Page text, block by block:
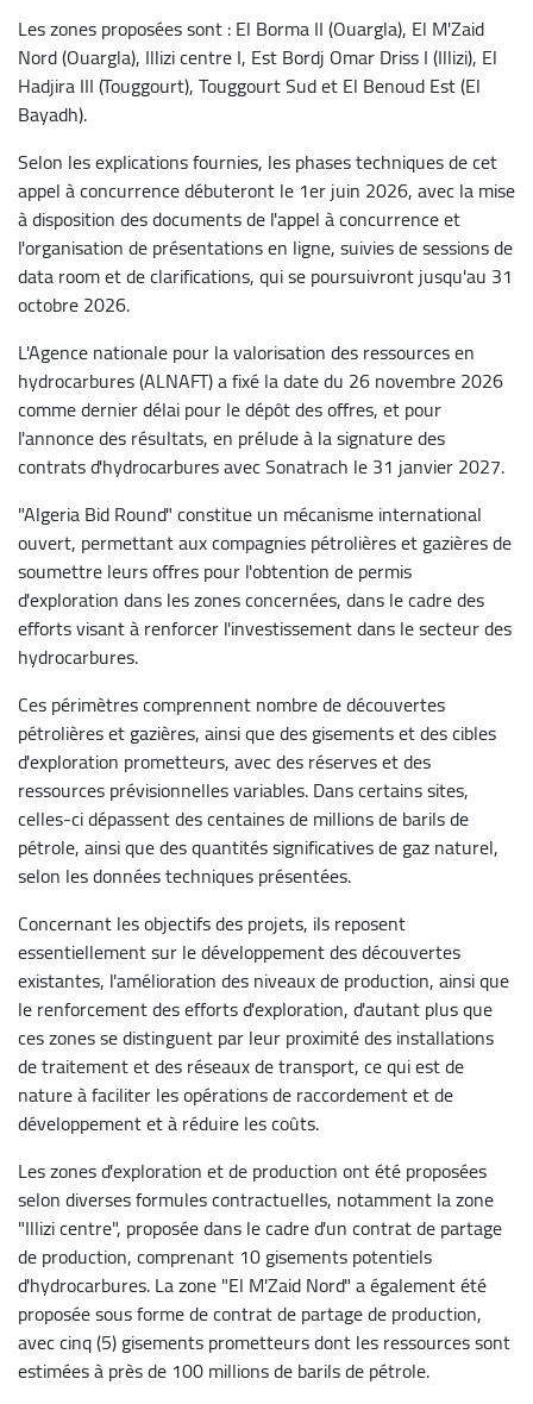
Les zones proposées sont : El Borma II (Ouargla), El M'Zaid
Nord (Ouargla), Illizi centre I, Est Bordj Omar Driss I (Illizi), El
Hadjira III (Touggourt), Touggourt Sud et El Benoud Est (El
Bayadh).
Selon les explications fournies, les phases techniques de cet
appel à concurrence débuteront le 1er juin 2026, avec la mise
à disposition des documents de l'appel à concurrence et
l'organisation de présentations en ligne, suivies de sessions de
data room et de clarifications, qui se poursuivront jusqu'au 31
octobre 2026.
L'Agence nationale pour la valorisation des ressources en
hydrocarbures (ALNAFT) a fixé la date du 26 novembre 2026
comme dernier délai pour le dépôt des offres, et pour
l'annonce des résultats, en prélude à la signature des
contrats d'hydrocarbures avec Sonatrach le 31 janvier 2027.
"Algeria Bid Round" constitue un mécanisme international
ouvert, permettant aux compagnies pétrolières et gazières de
soumettre leurs offres pour l'obtention de permis
d'exploration dans les zones concernées, dans le cadre des
efforts visant à renforcer l'investissement dans le secteur des
hydrocarbures.
Ces périmètres comprennent nombre de découvertes
pétrolières et gazières, ainsi que des gisements et des cibles
d'exploration prometteurs, avec des réserves et des
ressources prévisionnelles variables. Dans certains sites,
celles-ci dépassent des centaines de millions de barils de
pétrole, ainsi que des quantités significatives de gaz naturel,
selon les données techniques présentées.
Concernant les objectifs des projets, ils reposent
essentiellement sur le développement des découvertes
existantes, l'amélioration des niveaux de production, ainsi que
le renforcement des efforts d'exploration, d'autant plus que
ces zones se distinguent par leur proximité des installations
de traitement et des réseaux de transport, ce qui est de
nature à faciliter les opérations de raccordement et de
développement et à réduire les coûts.
Les zones d'exploration et de production ont été proposées
selon diverses formules contractuelles, notamment la zone
"Illizi centre", proposée dans le cadre d'un contrat de partage
de production, comprenant 10 gisements potentiels
d'hydrocarbures. La zone "El M'Zaid Nord" a également été
proposée sous forme de contrat de partage de production,
avec cinq (5) gisements prometteurs dont les ressources sont
estimées à près de 100 millions de barils de pétrole.